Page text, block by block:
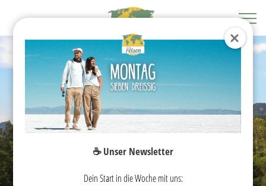
VIETNAM
REISEGUIDE
☕️ Unser Newsletter
Dein Start in die Woche mit uns: